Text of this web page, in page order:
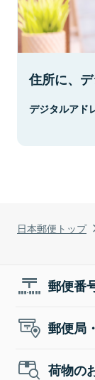
日本郵便トップ
住所に、デ
デジタルアド
郵便番
郵便局
荷物の